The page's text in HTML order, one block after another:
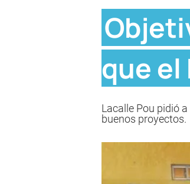
que el
Lacalle Pou pidió
buenos proyectos.